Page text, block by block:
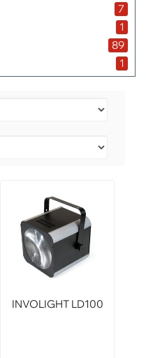
7
1
89
1
INVOLIGHT LD100